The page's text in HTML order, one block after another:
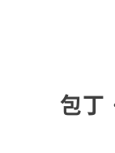
包丁